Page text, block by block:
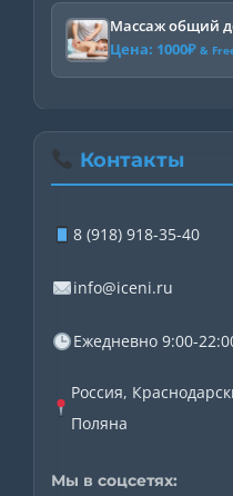
Массаж общий
Цена: 1000₽ &
Контакты
8 (918) 918-35-40
info@iceni.ru
Ежедневно 9:00-
Россия,
Поляна
Мы в соцсетях: